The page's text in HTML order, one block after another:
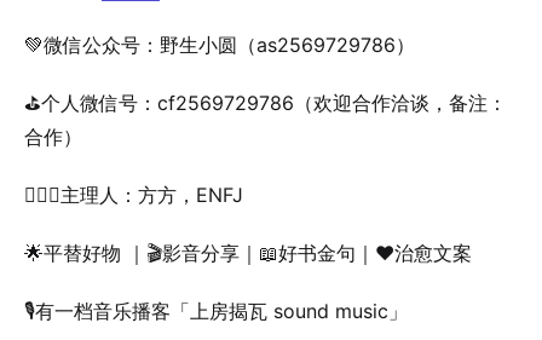
💚微信公众号：野生小圆（as2569729786）
⛳️个人微信号：cf2569729786（欢迎合作洽谈，备注：
合作）
🙆🏻‍♀主理人：方方，ENFJ
🌟平替好物 ｜🎬影音分享｜📖好书金句｜❤️治愈文案
🎙有一档音乐播客「上房揭瓦 sound music」